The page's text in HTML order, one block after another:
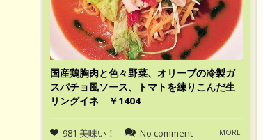
国産鶏胸肉と色々野菜、オリーブの冷製ガ
スパチョ風ソース、トマトを練りこんだ生
リングイネ ￥1404
981 美味い！ No comment MORE